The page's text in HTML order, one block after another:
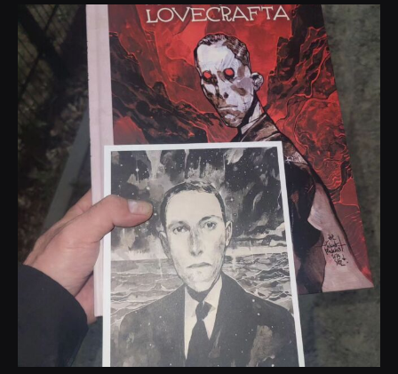
dobryhorror
Wrz 19